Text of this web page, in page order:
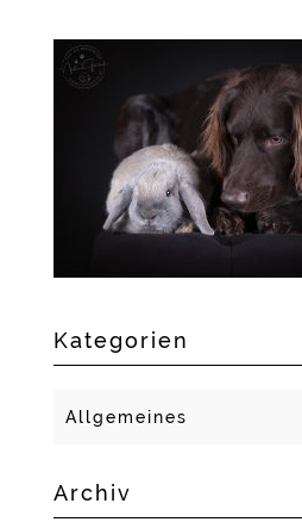
Kategorien
Allgemeines
Archiv